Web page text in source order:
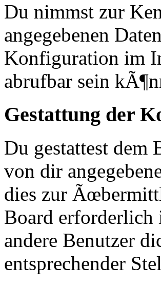
Du nimmst zur
angegebenen
Konfiguration im
abrufbar sein
Gestattung der
Du gestattest dem
von dir
dies zur
Board
andere Benutzer
entsprechender